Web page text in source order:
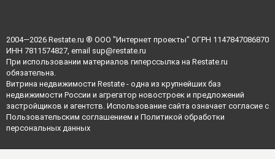
2004—2026 Restate.ru ® ООО "Интернет проекты" ОГРН 1147847086870
ИНН 7811574827, email sup@restate.ru
При использовании материалов гиперссылка на Restate.ru
обязательна.
Витрина недвижимости Restate - одна из крупнейших баз
недвижимости России и агрегатор новостроек и предложений
застройщиков и агентств. Использование сайта означает согласие с
Пользовательским соглашением и Политикой обработки
персональных данных